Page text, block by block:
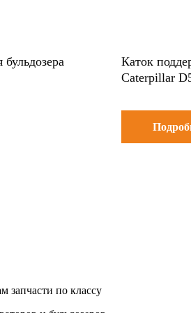
Каток
Caterpillar
запчасти по классу